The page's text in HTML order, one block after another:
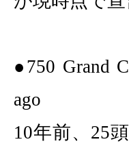
● 750 Grand
ago
10年前、 25